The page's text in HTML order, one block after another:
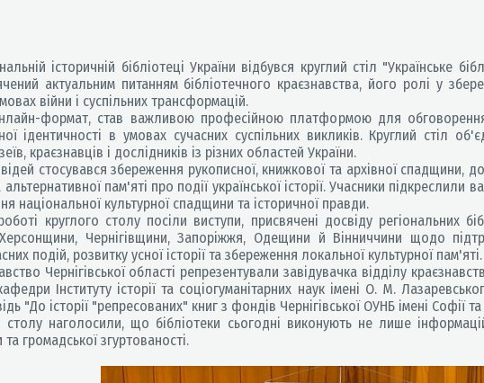
історичній бібліотеці України відбувся круглий стіл "Українське
актуальним питанням бібліотечного краєзнавства, його ролі у
війни і суспільних трансформацій.
формат, став важливою професійною платформою для обговорення
ідентичності в умовах сучасних суспільних викликів. Круглий стіл
краєзнавців і дослідників із різних областей України.
стосувався збереження рукописної, книжкової та архівної спадщини,
пам'яті про події української історії. Учасники
національної культурної спадщини та історичної правди.
круглого столу посіли виступи, присвячені досвіду регіональних
Херсонщини, Чернігівщини, Запоріжжя, Одещини й Вінниччини щодо
подій, розвитку усної історії та збереження локальної культурної пам'яті.
Чернігівської області репрезентували завідувачка відділу
Інституту історії та соціогуманітарних наук імені О. М.
"До історії "репресованих" книг з фондів Чернігівської ОУНБ імені
столу наголосили, що бібліотеки сьогодні виконують не лише
громадської згуртованості.